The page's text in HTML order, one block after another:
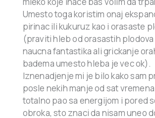
Umesto toga koristim onaj
pirinac ili kukuruz kao i orasaste
(praviti hleb od orasastih plodova
naucna fantastika ali grickanje
badema umesto hleba je vec ok).
Iznenadjenje mi je bilo kako sam
posle nekih manje od sat
totalno pao sa energijom i pored
obroka, sto znaci da nisam uneo